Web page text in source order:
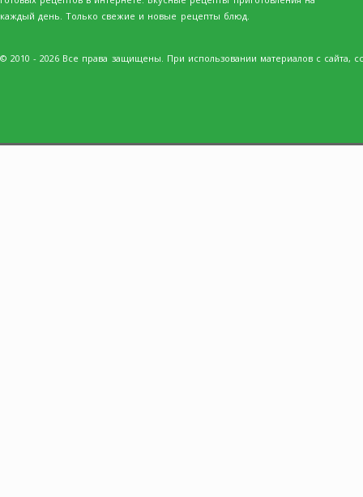
каждый день. Только свежие и новые рецепты блюд.
© 2010 - 2026 Все права защищены. При использовании материалов с сайта,